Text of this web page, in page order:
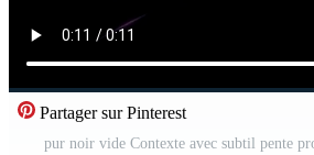
Partager sur Pinterest